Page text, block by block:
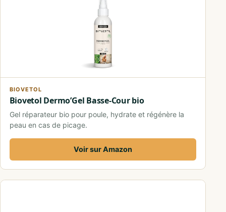
BIOVETOL
Biovetol Dermo’Gel Basse-Cour bio
Gel réparateur bio pour poule, hydrate et régénère la
peau en cas de picage.
Voir sur Amazon